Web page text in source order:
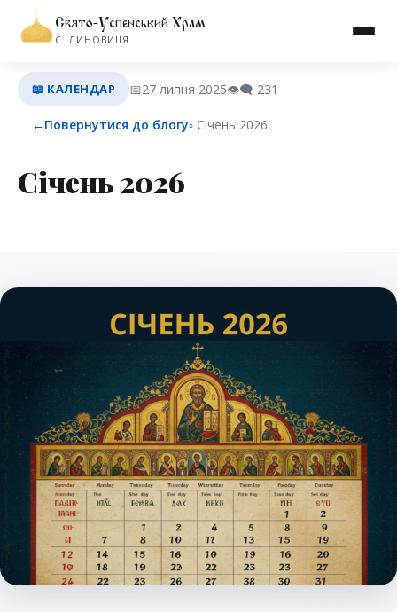
Свято-Успенський Храм
С. ЛИНОВИЦЯ
📖 КАЛЕНДАР 📅27 липня 2025👁️‍🗨️ 231
←Повернутися до блогу▫︎ Січень 2026
Січень 2026